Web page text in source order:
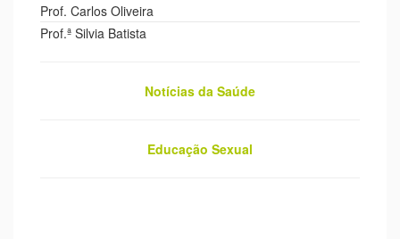
Prof. Carlos Oliveira
Prof.ª Silvia Batista
Notícias da Saúde
Educação Sexual